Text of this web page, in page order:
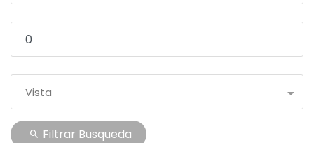
Vista
Filtrar Busqueda